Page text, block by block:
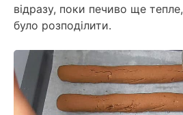
відразу, поки печиво ще
було розподілити.